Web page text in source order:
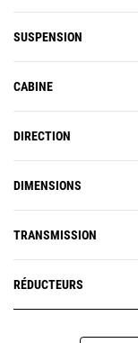
SUSPENSION
CABINE
DIRECTION
DIMENSIONS
TRANSMISSION
RÉDUCTEURS